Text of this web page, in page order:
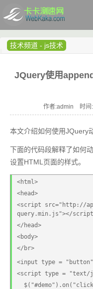
技术频道 - js技术
JQuery使用
作者:admin 时间
本文介绍如何使用JQuery
下面的代码段解释了如何
设置HTML页面的样式。
<html>
<head>
<script src="http://
query.min.js"></
</head>
<body>
</br>
<input type =
<script type = "text/